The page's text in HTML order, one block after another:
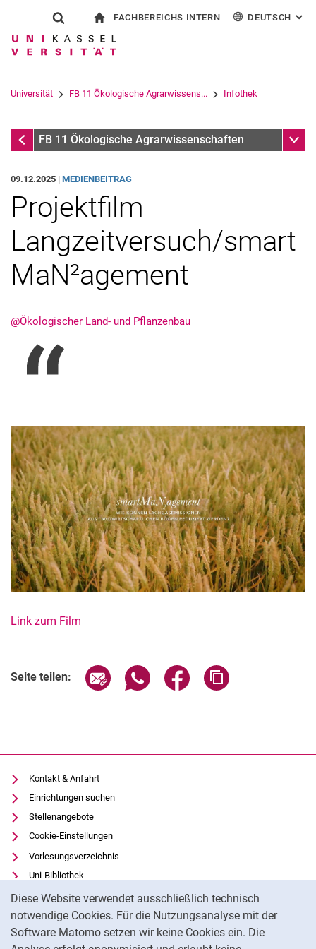
Springe direkt zu: Inhalt
Springe direkt zu: Suche
Springe direkt zu:
Diese Website verwendet ausschließlich technisch
notwendige Cookies. Für die Nutzungsanalyse mit der
Software Matomo setzen wir keine Cookies ein. Die
Suchformular
Suchbegriff
Suchen (öffnet externen Link in einem
FACHBEREICHS INTERN DEUTSCH :
Universität FB 11 Ökologische Agrarwissens... Infothek
InfothekFB 11 Ökologische Agrarwissenschaften
Kurzfilme
Medienbeiträge
Jahresberichte
Absolvent:innen-Jahrgänge
Abgeschlossene Promotionen
Pressearchiv
Geschichte des Fachbereich Ökologische Agrarwissenschaften
Witzenhausen und der Kolonialismus
09.12.2025 | MEDIENBEITRAG
Projektfilm
Langzeitversuch/smart
MaN²agement
@Ökologischer Land- und Pflanzenbau
Link zum Film
Seite teilen: Seite über E-Mail teilen
Seite über WhatsApp teilen
Seite über Facebook
Kontakt & Anfahrt
Einrichtungen suchen
Stellenangebote
Cookie-Einstellungen
Vorlesungsverzeichnis
Uni-Bibliothek
Moodle
Panopto
Datenschutz